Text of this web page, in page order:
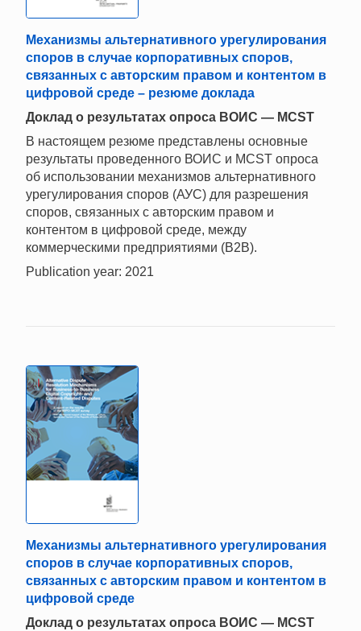
Механизмы альтернативного урегулирования
споров в случае корпоративных споров,
связанных с авторским правом и контентом в
цифровой среде – резюме доклада
Доклад о результатах опроса ВОИС — MCST
В настоящем резюме представлены основные
результаты проведенного ВОИС и MCST опроса
об использовании механизмов альтернативного
урегулирования споров (АУС) для разрешения
споров, связанных с авторским правом и
контентом в цифровой среде, между
коммерческими предприятиями (B2B).
Publication year: 2021
Механизмы альтернативного урегулирования
споров в случае корпоративных споров,
связанных с авторским правом и контентом в
цифровой среде
Доклад о результатах опроса ВОИС — MCST